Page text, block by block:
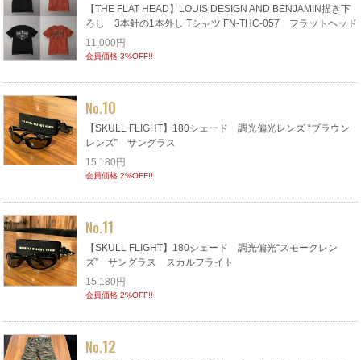
【THE FLAT HEAD】LOUIS DESIGN AND BENJAMIN描き下
ろし 3本針の1本外し Tシャツ FN-THC-057 フラットヘッド
11,000円
会員価格 3%OFF!!
No.10
【SKULL FLIGHT】180シェード 調光偏光レンズ “ブラウン
レンズ” サングラス
15,180円
会員価格 2%OFF!!
No.11
【SKULL FLIGHT】180シェード 調光偏光“スモークレン
ズ” サングラス スカルフライト
15,180円
会員価格 2%OFF!!
No.12